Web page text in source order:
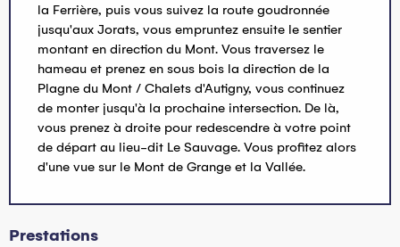
la Ferrière, puis vous suivez la route goudronnée
jusqu'aux Jorats, vous empruntez ensuite le sentier
montant en direction du Mont. Vous traversez le
hameau et prenez en sous bois la direction de la
Plagne du Mont / Chalets d'Autigny, vous continuez
de monter jusqu'à la prochaine intersection. De là,
vous prenez à droite pour redescendre à votre point
de départ au lieu-dit Le Sauvage. Vous profitez alors
d'une vue sur le Mont de Grange et la Vallée.
Prestations